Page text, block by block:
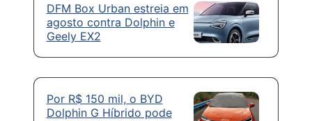
DFM Box Urban estreia em
agosto contra Dolphin e
Geely EX2
Por R$ 150 mil, o BYD
Dolphin G Híbrido pode